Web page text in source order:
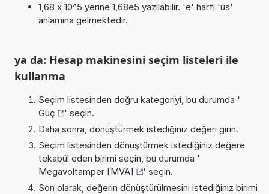
1,68 x 10^5 yerine 1,68e5 yazılabilir. 'e' harfi 'üs'
anlamına gelmektedir.
ya da: Hesap makinesini seçim listeleri ile
kullanma
Seçim listesinden doğru kategoriyi, bu durumda '
Güç
' seçin.
Daha sonra, dönüştürmek istediğiniz değeri girin.
Seçim listesinden dönüştürmek istediğiniz değere
tekabül eden birimi seçin, bu durumda '
Megavoltamper [MVA]
' seçin.
Son olarak, değerin dönüştürülmesini istediğiniz birimi